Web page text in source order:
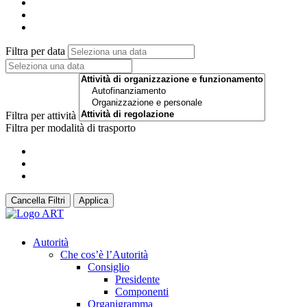
Filtra per data
Filtra per attività
Filtra per modalità di trasporto
Cancella Filtri Applica
Autorità
Che cos’è l’Autorità
Consiglio
Presidente
Componenti
Organigramma